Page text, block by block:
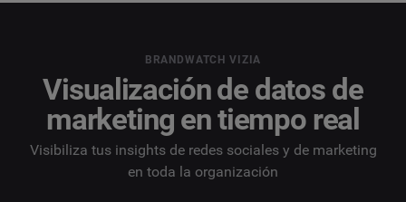
BRANDWATCH VIZIA
Visualización de datos de
marketing en tiempo real
Visibiliza tus insights de redes sociales y de marketing
en toda la organización